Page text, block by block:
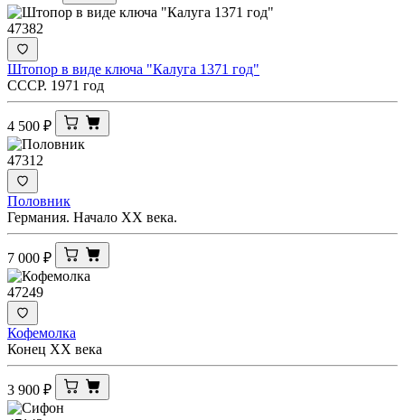
47382
Штопор в виде ключа "Калуга 1371 год"
СССР. 1971 год
4 500 ₽
47312
Половник
Германия. Начало ХХ века.
7 000 ₽
47249
Кофемолка
Конец ХХ века
3 900 ₽